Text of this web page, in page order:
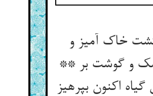
خاک آمیز و
و گوشت بر **
گیاه اکنون بپرهیز